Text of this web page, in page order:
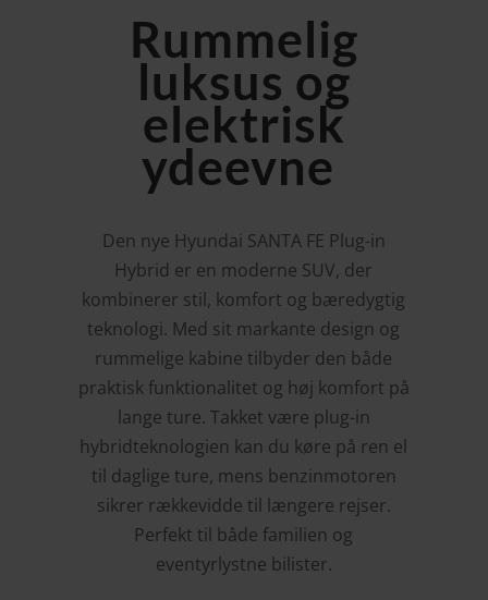
Rummelig
luksus og
elektrisk
ydeevne
Den nye Hyundai SANTA FE Plug-in
Hybrid er en moderne SUV, der
kombinerer stil, komfort og bæredygtig
teknologi. Med sit markante design og
rummelige kabine tilbyder den både
praktisk funktionalitet og høj komfort på
lange ture. Takket være plug-in
hybridteknologien kan du køre på ren el
til daglige ture, mens benzinmotoren
sikrer rækkevidde til længere rejser.
Perfekt til både familien og
eventyrlystne bilister.